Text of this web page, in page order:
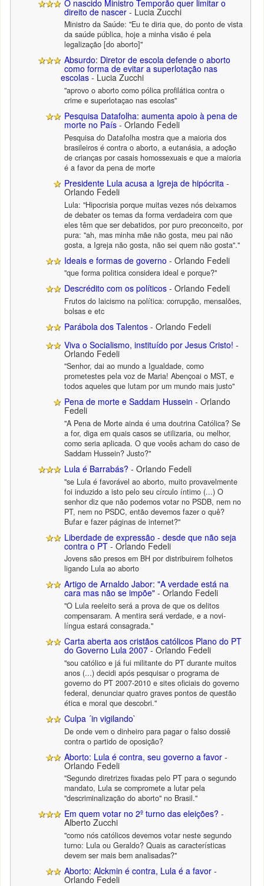
O nascido Ministro Temporão quer limitar o
direito de nascer - Lucia Zucchi
Ministro da Saúde: "Eu te diria que, do ponto de vista
da saúde pública, hoje a minha visão é pela
legalização [do aborto]"
Absurdo: Diretor de escola defende o aborto
como forma de evitar a superlotação nas
escolas - Lucia Zucchi
"aprovo o aborto como pólica profilática contra o
crime e superlotaçao nas escolas"
Pesquisa Datafolha: aumenta apoio à pena de
morte no País - Orlando Fedeli
Pesquisa do Datafolha mostra que a maioria dos
brasileiros é contra o aborto, a eutanásia, a adoção
de crianças por casais homossexuais e que a maioria
é a favor da pena de morte
Presidente Lula acusa a Igreja de hipócrita -
Orlando Fedeli
Lula: "Hipocrisia porque muitas vezes nós deixamos
de debater os temas da forma verdadeira com que
eles têm que ser debatidos, por puro preconceito, por
pura: "ah, mas minha mãe não gosta, meu pai não
gosta, a Igreja não gosta, não sei quem não gosta"."
Ideais e formas de governo - Orlando Fedeli
"que forma politica considera ideal e porque?"
Descrédito com os políticos - Orlando Fedeli
Frutos do laicismo na política: corrupção, mensalões,
bolsas e etc
Parábola dos Talentos - Orlando Fedeli
Viva o Socialismo, instituído por Jesus Cristo! -
Orlando Fedeli
"Senhor, dai ao mundo a Igualdade, como
prometestes pela voz de Maria! Abençoai o MST, e
todos aqueles que lutam por um mundo mais justo"
Pena de morte e Saddam Hussein - Orlando
Fedeli
"A Pena de Morte ainda é uma doutrina Católica? Se
a for, diga em quais casos se utilizaria, ou melhor,
como seria aplicada. O que vocês acham do caso de
Saddam Hussein? Justo?"
Lula é Barrabás? - Orlando Fedeli
"se Lula é favorável ao aborto, muito provavelmente
foi induzido a isto pelo seu círculo íntimo (...) O
senhor diz que não podemos votar no PSDB, nem no
PT, nem no PSDC, então devemos fazer o quê?
Bufar e fazer páginas de internet?"
Liberdade de expressão - desde que não seja
contra o PT - Orlando Fedeli
Jovens são presos em BH por distribuirem folhetos
ligando Lula ao aborto
Artigo de Arnaldo Jabor: "A verdade está na
cara mas não se impõe" - Orlando Fedeli
"O Lula reeleito será a prova de que os delitos
compensaram. A mentira será verdade, e a novi-
língua estará consagrada."
Carta aberta aos cristãos católicos Plano do PT
do Governo Lula 2007 - Orlando Fedeli
"sou católico e já fui militante do PT durante muitos
anos (...) decidi após pesquisar o programa de
governo do PT 2007-2010 e sites oficiais do governo
federal, denunciar quatro graves pontos de questão
ética e moral que descobri."
Culpa ´in vigilando`
De onde vem o dinheiro para pagar o falso dossiê
contra o partido de oposição?
Aborto: Lula é contra, seu governo a favor -
Orlando Fedeli
"Segundo diretrizes fixadas pelo PT para o segundo
mandato, Lula se compromete a lutar pela
"descriminalização do aborto" no Brasil."
Em quem votar no 2º turno das eleições? -
Alberto Zucchi
"como nós católicos devemos votar neste segundo
turno: Lula ou Geraldo? Quais as características
devem ser mais bem analisadas?"
Aborto: Alckmin é contra, Lula é a favor -
Orlando Fedeli